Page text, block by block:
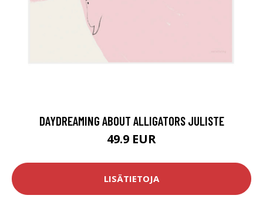
DAYDREAMING ABOUT ALLIGATORS JULISTE
49.9 EUR
LISÄTIETOJA